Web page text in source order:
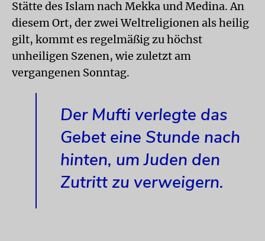
Stätte des Islam nach Mekka und Medina. An
diesem Ort, der zwei Weltreligionen als heilig
gilt, kommt es regelmäßig zu höchst
unheiligen Szenen, wie zuletzt am
vergangenen Sonntag.
Der Mufti verlegte das
Gebet eine Stunde nach
hinten, um Juden den
Zutritt zu verweigern.